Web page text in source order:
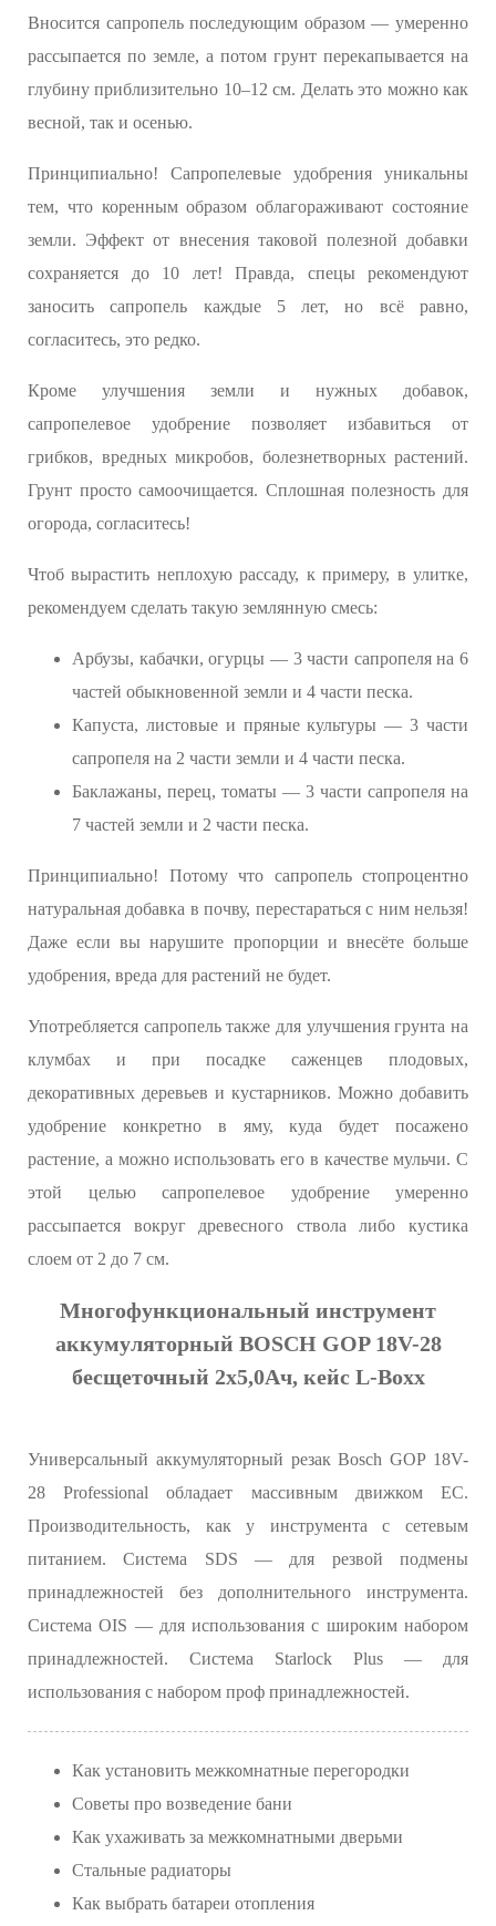
Вносится сапропель последующим образом — умеренно
рассыпается по земле, а потом грунт перекапывается на
глубину приблизительно 10–12 см. Делать это можно как
весной, так и осенью.
Принципиально! Сапропелевые удобрения уникальны
тем, что коренным образом облагораживают состояние
земли. Эффект от внесения таковой полезной добавки
сохраняется до 10 лет! Правда, спецы рекомендуют
заносить сапропель каждые 5 лет, но всё равно,
согласитесь, это редко.
Кроме улучшения земли и нужных добавок,
сапропелевое удобрение позволяет избавиться от
грибков, вредных микробов, болезнетворных растений.
Грунт просто самоочищается. Сплошная полезность для
огорода, согласитесь!
Чтоб вырастить неплохую рассаду, к примеру, в улитке,
рекомендуем сделать такую землянную смесь:
Арбузы, кабачки, огурцы — 3 части сапропеля на 6
частей обыкновенной земли и 4 части песка.
Капуста, листовые и пряные культуры — 3 части
сапропеля на 2 части земли и 4 части песка.
Баклажаны, перец, томаты — 3 части сапропеля на
7 частей земли и 2 части песка.
Принципиально! Потому что сапропель стопроцентно
натуральная добавка в почву, перестараться с ним нельзя!
Даже если вы нарушите пропорции и внесёте больше
удобрения, вреда для растений не будет.
Употребляется сапропель также для улучшения грунта на
клумбах и при посадке саженцев плодовых,
декоративных деревьев и кустарников. Можно добавить
удобрение конкретно в яму, куда будет посажено
растение, а можно использовать его в качестве мульчи. С
этой целью сапропелевое удобрение умеренно
рассыпается вокруг древесного ствола либо кустика
слоем от 2 до 7 см.
Многофункциональный инструмент
аккумуляторный BOSCH GOP 18V-28
бесщеточный 2х5,0Ач, кейс L-Boxx
Универсальный аккумуляторный резак Bosch GOP 18V-
28 Professional обладает массивным движком EC.
Производительность, как у инструмента с сетевым
питанием. Система SDS — для резвой подмены
принадлежностей без дополнительного инструмента.
Система OIS — для использования с широким набором
принадлежностей. Система Starlock Plus — для
использования с набором проф принадлежностей.
Как установить межкомнатные перегородки
Советы про возведение бани
Как ухаживать за межкомнатными дверьми
Стальные радиаторы
Как выбрать батареи отопления